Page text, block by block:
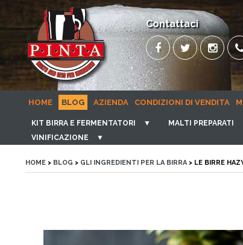
Contattaci
HOME BLOG AZIENDA CONDIZIONI DI VENDITA
KIT BIRRA E FERMENTATORI ▼ MALTI PREPARATI
VINIFICAZIONE
▼
HOME > BLOG > GLI INGREDIENTI PER LA BIRRA> LE BIRRE